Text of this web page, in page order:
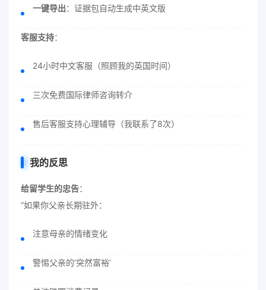
一键导出：证据包自动生成中英文版
客服支持：
24小时中文客服（照顾我的英国时间）
三次免费国际律师咨询转介
售后客服支持心理辅导（我联系了8次）
我的反思
给留学生的忠告：
“如果你父亲长期驻外：
注意母亲的情绪变化
警惕父亲的‘突然富裕’